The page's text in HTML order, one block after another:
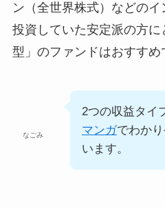
ン（全世界株式）などの
投資していた安定派の方に
型」のファンドはおすすめ
なごみ
2つの収益タイ
マンガでわか
います。